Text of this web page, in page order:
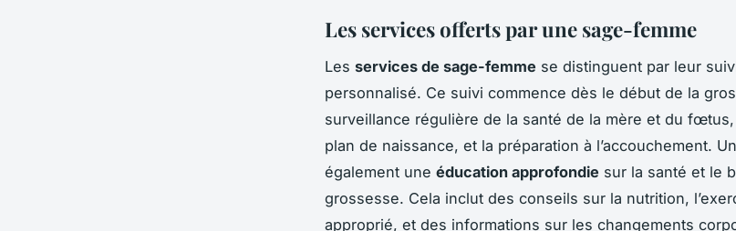
Les services offerts par une sage-femme
Les services de sage-femme se distinguent par leur
personnalisé. Ce suivi commence dès le début de la
surveillance régulière de la santé de la mère et du fœtus,
plan de naissance, et la préparation à l’accouchement.
également une éducation approfondie sur la santé et le
grossesse. Cela inclut des conseils sur la nutrition,
approprié, et des informations sur les changements